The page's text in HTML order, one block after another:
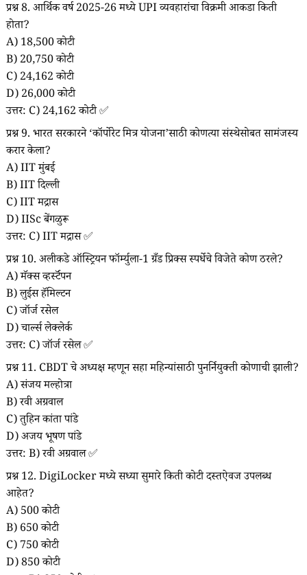
प्रश्न 8. आर्थिक वर्ष 2025-26 मध्ये UPI व्यवहारांचा विक्रमी आकडा किती
होता?
A) 18,500 कोटी
B) 20,750 कोटी
C) 24,162 कोटी
D) 26,000 कोटी
उत्तर: C) 24,162 कोटी ✅
प्रश्न 9. भारत सरकारने ‘कॉर्पोरेट मित्र योजना’साठी कोणत्या संस्थेसोबत सामंजस्य
करार केला?
A) IIT मुंबई
B) IIT दिल्ली
C) IIT मद्रास
D) IISc बेंगळुरू
उत्तर: C) IIT मद्रास ✅
प्रश्न 10. अलीकडे ऑस्ट्रियन फॉर्म्युला-1 ग्रँड प्रिक्स स्पर्धेचे विजेते कोण ठरले?
A) मॅक्स व्हर्स्टॅपन
B) लुईस हॅमिल्टन
C) जॉर्ज रसेल
D) चार्ल्स लेक्लेर्क
उत्तर: C) जॉर्ज रसेल ✅
प्रश्न 11. CBDT चे अध्यक्ष म्हणून सहा महिन्यांसाठी पुनर्नियुक्ती कोणाची झाली?
A) संजय मल्होत्रा
B) रवी अग्रवाल
C) तुहिन कांता पांडे
D) अजय भूषण पांडे
उत्तर: B) रवी अग्रवाल ✅
प्रश्न 12. DigiLocker मध्ये सध्या सुमारे किती कोटी दस्तऐवज उपलब्ध
आहेत?
A) 500 कोटी
B) 650 कोटी
C) 750 कोटी
D) 850 कोटी